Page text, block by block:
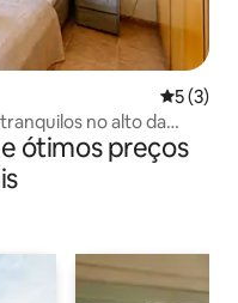
5 de
5 (3)
no alto da
ótimos preços